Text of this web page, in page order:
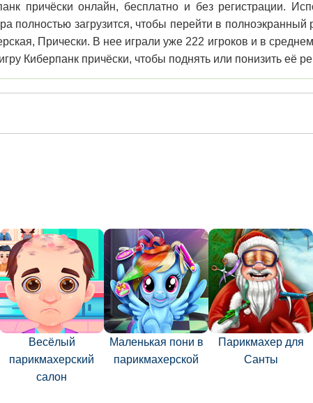
причёски онлайн, бесплатно и без регистрации.
полностью загрузится, чтобы перейти в
Прически. В нее играли уже 222 игроков и в
Киберпанк причёски, чтобы поднять или понизить её
Весёлый
парикмахерский
салон
Маленькая пони в
парикмахерской
Парикмахер для
Санты